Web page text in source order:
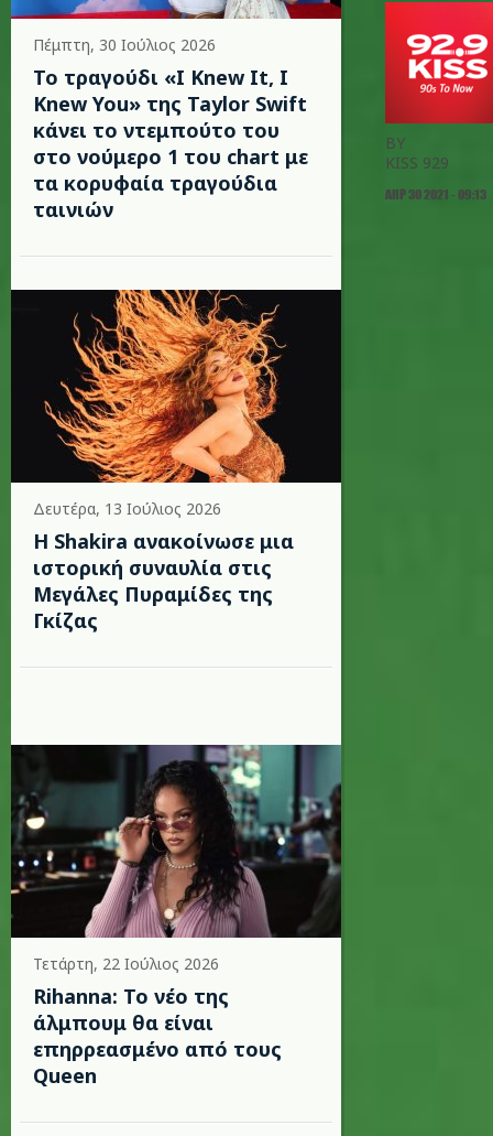
Πέμπτη, 30 Ιούλιος 2026
Το τραγούδι «I Knew It, I
Knew You» της Taylor Swift
κάνει το ντεμπούτο του
στο νούμερο 1 του chart με
τα κορυφαία τραγούδια
ταινιών
Δευτέρα, 13 Ιούλιος 2026
Η Shakira ανακοίνωσε μια
ιστορική συναυλία στις
Μεγάλες Πυραμίδες της
Γκίζας
Τετάρτη, 22 Ιούλιος 2026
Rihanna: Το νέο της
άλμπουμ θα είναι
επηρρεασμένο από τους
Queen
BY
KISS 929
ΑΠΡ 30 2021 - 09:13